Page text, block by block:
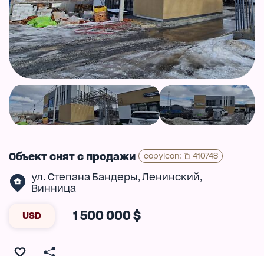
Объект снят с продажи copyIcon: 410748
ул. Степана Бандеры,Ленинский,
Винница
USD 1 500 000 $